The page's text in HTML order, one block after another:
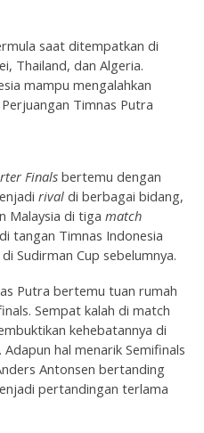
saat ditempatkan di
Thailand, dan Algeria.
mampu mengalahkan
Timnas Putra
Finalsbertemu dengan
rival di berbagai bidang,
Malaysia di tiga match
tangan Timnas Indonesia
Sudirman Cup sebelumnya.
Putra bertemu tuan rumah
Sempat kalah di match
kehebatannya di
hal menarik Semifinals
Antonsen bertanding
pertandingan terlama